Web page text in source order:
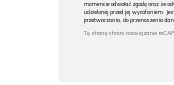
momencie odwołać zgodę oraz że
udzielonej przed jej wycofaniem.
przetwarzania, do przenoszenia